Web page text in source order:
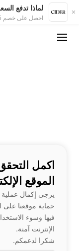
لماذا تدفع
احصل على خصم 15% في التطبيق
اكمل
الموقع
يرجى إكمال عملية
حماية موقعنا على
فيها وسوء
الإنترنت آمنة.
شكرا لدعمكم.